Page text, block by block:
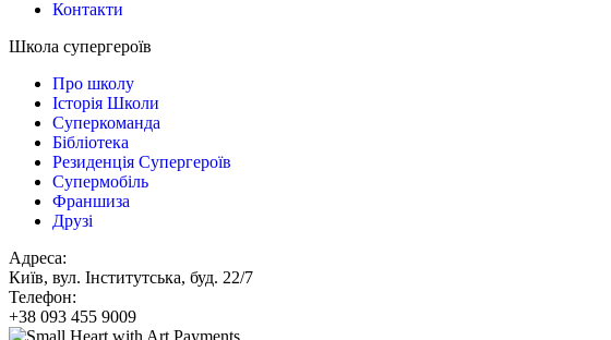
Контакти
Школа супергероїв
Про школу
Історія Школи
Суперкоманда
Бібліотека
Резиденція Супергероїв
Супермобіль
Франшиза
Друзі
Адреса:
Київ, вул. Інститутська, буд. 22/7
Телефон:
+38 093 455 9009